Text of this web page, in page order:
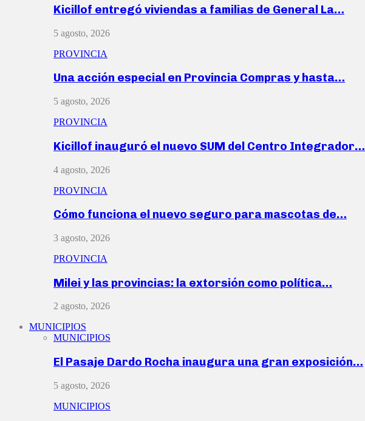
Kicillof entregó viviendas a familias de General La…
5 agosto, 2026
PROVINCIA
Una acción especial en Provincia Compras y hasta…
5 agosto, 2026
PROVINCIA
Kicillof inauguró el nuevo SUM del Centro Integrador…
4 agosto, 2026
PROVINCIA
Cómo funciona el nuevo seguro para mascotas de…
3 agosto, 2026
PROVINCIA
Milei y las provincias: la extorsión como política…
2 agosto, 2026
MUNICIPIOS
MUNICIPIOS
El Pasaje Dardo Rocha inaugura una gran exposición…
5 agosto, 2026
MUNICIPIOS